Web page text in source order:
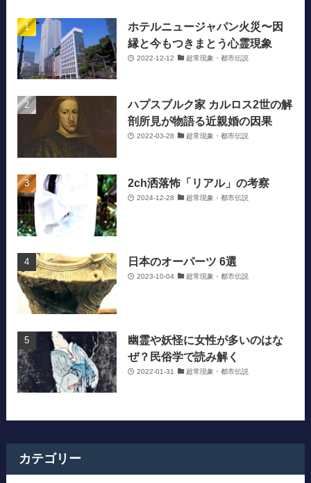
ホテルニュージャパン火災〜因
縁と今もつきまとう心霊現象
2022-12-12 超常現象・都市伝説
ハプスブルク家 カルロス2世の解
剖所見が物語る近親婚の因果
2022-03-28 超常現象・都市伝説
2ch洒落怖「リアル」の考察
2024-12-28 超常現象・都市伝説
日本のオーパーツ 6選
2023-10-04 超常現象・都市伝説
幽霊や妖怪に女性が多いのはな
ぜ？民俗学で読み解く
2022-01-31 超常現象・都市伝説
カテゴリー